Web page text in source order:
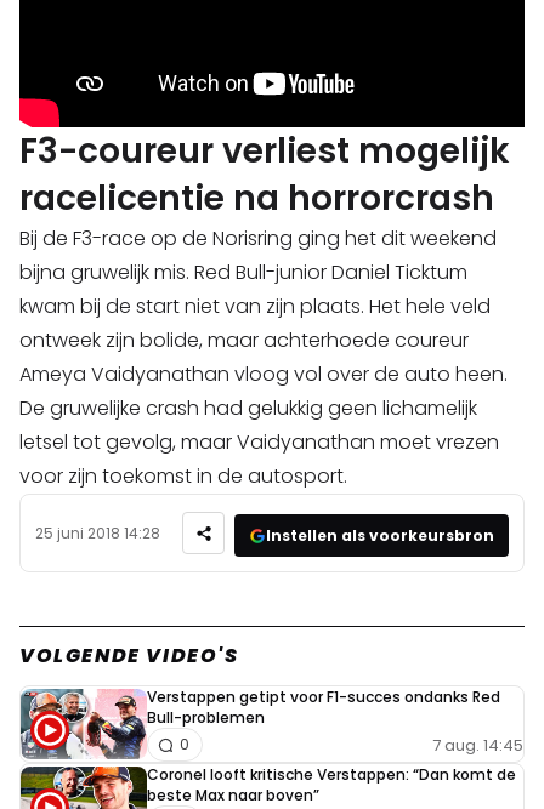
F3-coureur verliest mogelijk
racelicentie na horrorcrash
Bij de F3-race op de Norisring ging het dit weekend
bijna gruwelijk mis. Red Bull-junior Daniel Ticktum
kwam bij de start niet van zijn plaats. Het hele veld
ontweek zijn bolide, maar achterhoede coureur
Ameya Vaidyanathan vloog vol over de auto heen.
De gruwelijke crash had gelukkig geen lichamelijk
letsel tot gevolg, maar Vaidyanathan moet vrezen
voor zijn toekomst in de autosport.
25 juni 2018 14:28 Instellen als voorkeursbron
VOLGENDE VIDEO'S
Verstappen getipt voor F1-succes ondanks Red
Bull-problemen
7 aug. 14:45
0
Coronel looft kritische Verstappen: “Dan komt de
beste Max naar boven”